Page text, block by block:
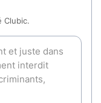
Clubic.